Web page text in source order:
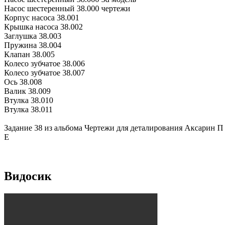
Насос шестеренный 38.000 чертежи
Корпус насоса 38.001
Крышка насоса 38.002
Заглушка 38.003
Пружина 38.004
Клапан 38.005
Колесо зубчатое 38.006
Колесо зубчатое 38.007
Ось 38.008
Валик 38.009
Втулка 38.010
Втулка 38.011
Задание 38 из альбома Чертежи для деталирования Аксарин П
Е
Видосик